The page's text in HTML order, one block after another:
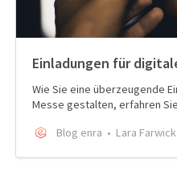
Einladungen für
Wie Sie eine überzeugende
Messe gestalten, erfahren
Blog enra
Lara Farwick